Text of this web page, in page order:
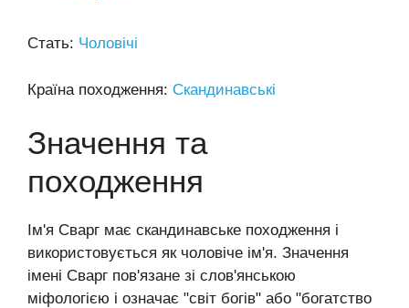
Стать: Чоловічі
Країна походження: Скандинавські
Значення та
походження
Ім'я Сварг має скандинавське походження і
використовується як чоловіче ім'я. Значення
імені Сварг пов'язане зі слов'янською
міфологією і означає "світ богів" або "богатство